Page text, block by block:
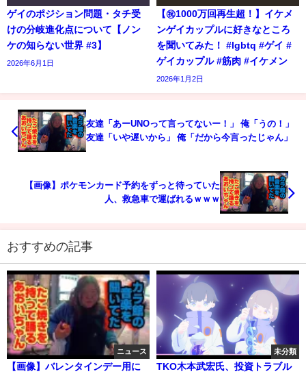
ゲイのポジション問題・タチ受
けの分岐進化点について【ノン
ケの知らない世界 #3】
2026年6月1日
【㊗️1000万回再生超！】イケメ
ンゲイカップルに好きなところ
を聞いてみた！ #lgbtq #ゲイ #
ゲイカップル #筋肉 #イケメン
2026年1月2日
友達「あーUNOって言ってないー！」 俺「うの！」
友達「いや遅いから」 俺「だから今言ったじゃん」
【画像】ポケモンカード予約をずっと待っていた
人、救急車で運ばれるｗｗｗ
おすすめの記事
ニュース
【画像】バレンタインデー用に
未分類
TKO木本武宏氏、投資トラブル